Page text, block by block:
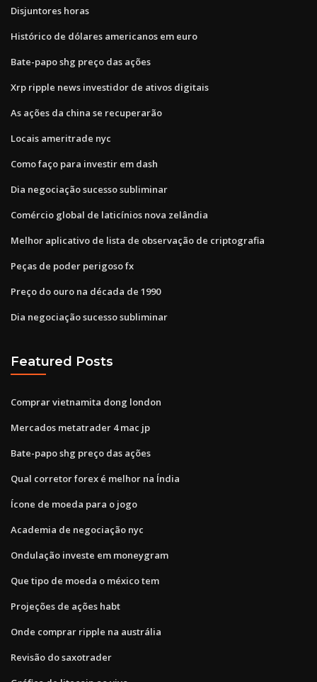
Disjuntores horas
Histórico de dólares americanos em euro
Bate-papo shg preço das ações
Xrp ripple news investidor de ativos digitais
As ações da china se recuperarão
Locais ameritrade nyc
Como faço para investir em dash
Dia negociação sucesso subliminar
Comércio global de laticínios nova zelândia
Melhor aplicativo de lista de observação de criptografia
Peças de poder perigoso fx
Preço do ouro na década de 1990
Dia negociação sucesso subliminar
Featured Posts
Comprar vietnamita dong london
Mercados metatrader 4 mac jp
Bate-papo shg preço das ações
Qual corretor forex é melhor na Índia
Ícone de moeda para o jogo
Academia de negociação nyc
Ondulação investe em moneygram
Que tipo de moeda o méxico tem
Projeções de ações habt
Onde comprar ripple na austrália
Revisão do saxotrader